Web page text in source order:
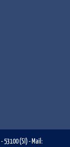
- 53100 (SI ) - Mail: